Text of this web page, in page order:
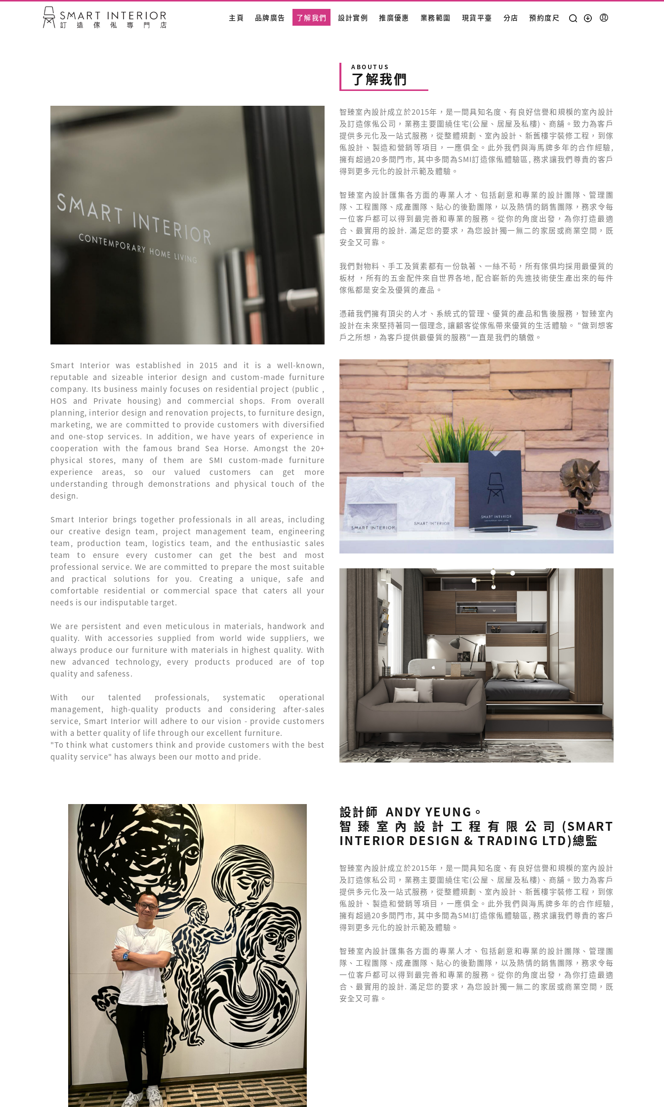
主頁 品牌廣告 了解我們 設計實例 推廣優惠 業務範圍 現貨平臺 分店 預約度尺
ABOUTUS
了解我們
智臻室內設計成立於2015年，是一間具知名度、有良好信譽和規模的室內設計
及訂造傢俬公司，業務主要圍繞住宅(公屋、居屋及私樓)、商舖。致力為客戶
提供多元化及一站式服務，從整體規劃、室內設計、新舊樓宇裝修工程，到傢
俬設計、製造和營銷等項目，一應俱全。此外我們與海馬牌多年的合作經驗,
擁有超過20多間門市, 其中多間為SMI訂造傢俬體驗區, 務求讓我們尊貴的客戶
得到更多元化的設計示範及體驗。
智臻室內設計匯集各方面的專業人才、包括創意和專業的設計團隊、管理團
隊、工程團隊、成產團隊、貼心的後勤團隊，以及熱情的銷售團隊，務求令每
一位客戶都可以得到最完善和專業的服務。從你的角度出發，為你打造最適
合、最實用的設計. 滿足您的要求，為您設計獨一無二的家居或商業空間，既
安全又可靠。
我們對物料、手工及質素都有一份執著、一絲不苟，所有傢俱均採用最優質的
板材 ，所有的五金配件來自世界各地, 配合嶄新的先進技術使生產出來的每件
傢俬都是安全及優質的產品。
憑藉我們擁有頂尖的人才、系統式的管理、優質的產品和售後服務，智臻室內
設計在未來堅持著同一個理念, 讓顧客從傢俬帶來優質的生活體驗。 "做到想客
戶之所想，為客戶提供最優質的服務"一直是我們的驕傲。
Smart Interior was established in 2015 and it is a well-known,
reputable and sizeable interior design and custom-made furniture
company. Its business mainly focuses on residential project (public ,
HOS and Private housing) and commercial shops. From overall
planning, interior design and renovation projects, to furniture design,
marketing, we are committed to provide customers with diversified
and one-stop services. In addition, we have years of experience in
cooperation with the famous brand Sea Horse. Amongst the 20+
physical stores, many of them are SMI custom-made furniture
experience areas, so our valued customers can get more
understanding through demonstrations and physical touch of the
design.
Smart Interior brings together professionals in all areas, including
our creative design team, project management team, engineering
team, production team, logistics team, and the enthusiastic sales
team to ensure every customer can get the best and most
professional service. We are committed to prepare the most suitable
and practical solutions for you. Creating a unique, safe and
comfortable residential or commercial space that caters all your
needs is our indisputable target.
We are persistent and even meticulous in materials, handwork and
quality. With accessories supplied from world wide suppliers, we
always produce our furniture with materials in highest quality. With
new advanced technology, every products produced are of top
quality and safeness.
With our talented professionals, systematic operational
management, high-quality products and considering after-sales
service, Smart Interior will adhere to our vision - provide customers
with a better quality of life through our excellent furniture.
"To think what customers think and provide customers with the best
quality service" has always been our motto and pride.
設計師 ANDY YEUNG。
智臻室內設計工程有限公司(SMART
INTERIOR DESIGN & TRADING LTD)總監
智臻室內設計成立於2015年，是一間具知名度、有良好信譽和規模的室內設計
及訂造傢私公司，業務主要圍繞住宅(公屋、居屋及私樓)、商舖。致力為客戶
提供多元化及一站式服務，從整體規劃、室內設計、新舊樓宇裝修工程，到傢
俬設計、製造和營銷等項目，一應俱全。此外我們與海馬牌多年的合作經驗,
擁有超過20多間門市, 其中多間為SMI訂造傢俬體驗區, 務求讓我們尊貴的客戶
得到更多元化的設計示範及體驗。
智臻室內設計匯集各方面的專業人才、包括創意和專業的設計團隊、管理團
隊、工程團隊、成產團隊、貼心的後勤團隊，以及熱情的銷售團隊，務求令每
一位客戶都可以得到最完善和專業的服務。從你的角度出發，為你打造最適
合、最實用的設計. 滿足您的要求，為您設計獨一無二的家居或商業空間，既
安全又可靠。